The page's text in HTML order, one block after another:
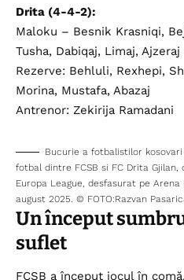
Drita (4-4-2):
Maloku – Besnik Krasniqi,
Tusha, Dabiqaj, Limaj,
Rezerve: Behluli, Rexhepi,
Morina, Mustafa, Abazaj
Antrenor: Zekirija Ramadani
Bucurie a fotbalistilor
fotbal dintre FCSB si FC Drita
Europa League, desfasurat pe
august 2025. © FOTO:Razvan
Un început
suflet
FCSB a început jocul în